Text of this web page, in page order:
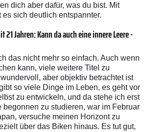
dich aber dafür, was du bist. Mit
sich deutlich entspannter.
Jahren: Kann da auch eine innere Leere
das nicht mehr so einfach. Auch wenn
kann, viele weitere Titel zu
aber objektiv betrachtet ist
so viele Dinge im Leben, es geht vor
zu entwickeln, und da stehe ich erst
begonnen zu studieren, war im Februar
versuche meinen Horizont zu
über das Biken hinaus. Es tut gut,